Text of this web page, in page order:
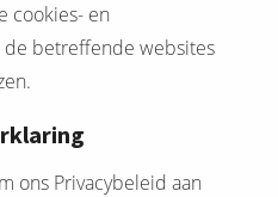
cookies- en
de betreffende websites
ons Privacybeleid aan